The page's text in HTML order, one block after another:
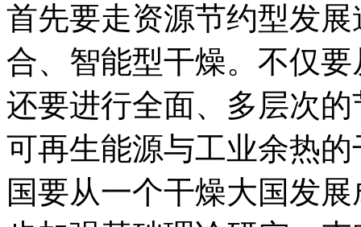
首先要走资源节约型发
合、智能型干燥。不仅
还要进行全面、多层次
可再生能源与工业余热
国要从一个干燥大国发